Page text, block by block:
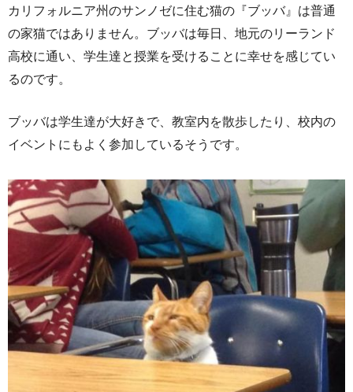
カリフォルニア州のサンノゼに住む猫の『ブッバ』は普通
の家猫ではありません。ブッバは毎日、地元のリーランド
高校に通い、学生達と授業を受けることに幸せを感じてい
るのです。
ブッバは学生達が大好きで、教室内を散歩したり、校内の
イベントにもよく参加しているそうです。